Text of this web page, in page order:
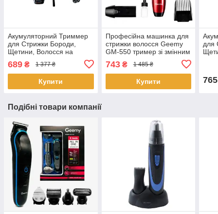
Акумуляторний Триммер
для Стрижки Бороди,
Щетини, Волосся на
Gemei GM 6050 3 W
689 ₴ 1 377 ₴
Купити
Професійна машинка для
стрижки волосся Geemy
GM-550 тример зі змінним
насадками
743₴ 1 485 ₴
Купити
для
765
Подібні товари компанії